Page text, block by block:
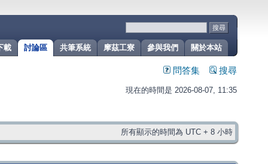
關於本站
參與我們
摩茲工寮
共筆系統
討論區
載
問答集 搜尋
現在的時間是 2026-08-07, 11:35
所有顯示的時間為 UTC + 8 小時